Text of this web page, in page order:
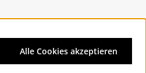
nicht anders angegeben.
Alle Cookies akzeptieren